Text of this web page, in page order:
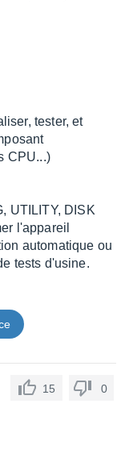
tester, et
CPU...)
UTILITY, DISK
l'appareil
automatique ou
tests d'usine.
15 0